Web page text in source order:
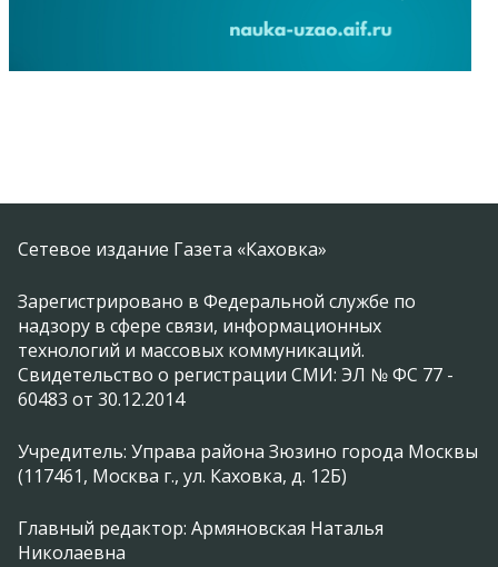
Сетевое издание Газета «Каховка»
Зарегистрировано в Федеральной службе по
надзору в сфере связи, информационных
технологий и массовых коммуникаций.
Свидетельство о регистрации СМИ: ЭЛ № ФС 77 -
60483 от 30.12.2014
Учредитель: Управа района Зюзино города Москвы
(117461, Москва г., ул. Каховка, д. 12Б)
Главный редактор: Армяновская Наталья
Николаевна